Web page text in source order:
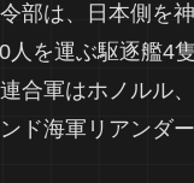
部は、日本側を
人を運ぶ駆逐艦4
合軍はホノルル
ド海軍リアンダ